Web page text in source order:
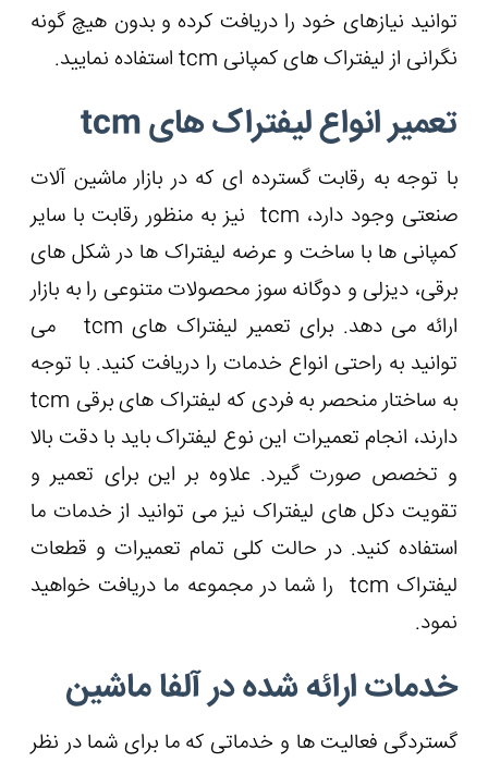
توانید نیازهای خود را دریافت کرده و بدون هیچ گونه
نگرانی از لیفتراک های کمپانی tcm استفاده نمایید.
تعمیر انواع لیفتراک های tcm
با توجه به رقابت گسترده ‌ای که در بازار ماشین آلات
صنعتی وجود دارد، tcm نیز به منظور رقابت با سایر
کمپانی ها با ساخت و عرضه لیفتراک ها در شکل های
برقی، دیزلی و دوگانه سوز محصولات متنوعی را به بازار
ارائه می ‌دهد. برای تعمیر لیفتراک های tcm می‌
توانید به راحتی انواع خدمات را دریافت کنید. با توجه
به ساختار منحصر به فردی که لیفتراک های برقی tcm
دارند، انجام تعمیرات این نوع لیفتراک باید با دقت بالا
و تخصص صورت گیرد. علاوه بر این برای تعمیر و
تقویت دکل های لیفتراک نیز می توانید از خدمات ما
استفاده کنید. در حالت کلی تمام تعمیرات و قطعات
لیفتراک tcm را شما در مجموعه ما دریافت خواهید
نمود.
خدمات ارائه شده در آلفا ماشین
گستردگی فعالیت ها و خدماتی که ما برای شما در نظر